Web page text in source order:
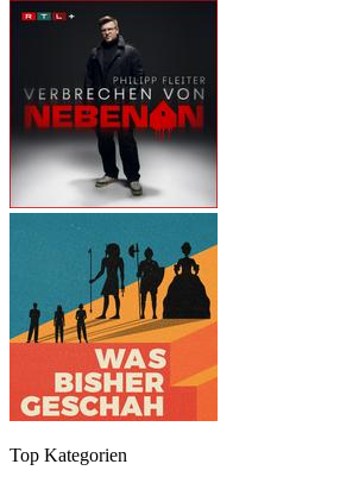
Top Kategorien